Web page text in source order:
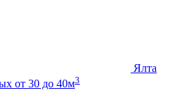
Ялта
от 30 до 40м3